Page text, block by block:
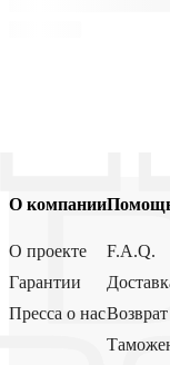
О компании
О проекте
Гарантии
Пресса о нас
F.A.Q.